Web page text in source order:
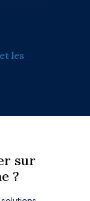
les
sur
?